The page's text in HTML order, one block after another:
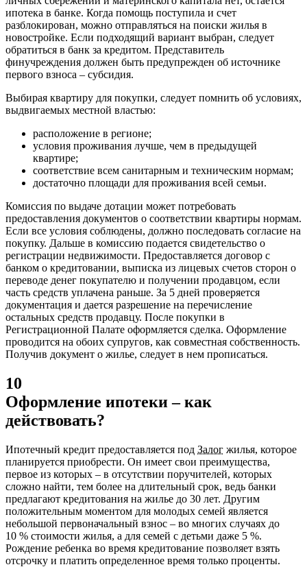
ипотека в банке. Когда помощь поступила и счет
разблокирован, можно отправляться на поиски жилья в
новостройке. Если подходящий вариант выбран, следует
обратиться в банк за кредитом. Представитель
финучреждения должен быть предупрежден об источнике
первого взноса – субсидия.
Выбирая квартиру для покупки, следует помнить об условиях,
выдвигаемых местной властью:
расположение в регионе;
условия проживания лучше, чем в предыдущей
квартире;
соответствие всем санитарным и техническим нормам;
достаточно площади для проживания всей семьи.
Комиссия по выдаче дотации может потребовать
предоставления документов о соответствии квартиры нормам.
Если все условия соблюдены, должно последовать согласие на
покупку. Дальше в комиссию подается свидетельство о
регистрации недвижимости. Предоставляется договор с
банком о кредитовании, выписка из лицевых счетов сторон о
переводе денег покупателю и получении продавцом, если
часть средств уплачена раньше. За 5 дней проверяется
документация и дается разрешение на перечисление
остальных средств продавцу. После покупки в
Регистрационной Палате оформляется сделка. Оформление
проводится на обоих супругов, как совместная собственность.
Получив документ о жилье, следует в нем прописаться.
10
Оформление ипотеки – как
действовать?
Ипотечный кредит предоставляется под Залог жилья, которое
планируется приобрести. Он имеет свои преимущества,
первое из которых – в отсутствии поручителей, которых
сложно найти, тем более на длительный срок, ведь банки
предлагают кредитования на жилье до 30 лет. Другим
положительным моментом для молодых семей является
небольшой первоначальный взнос – во многих случаях до
10 % стоимости жилья, а для семей с детьми даже 5 %.
Рождение ребенка во время кредитование позволяет взять
отсрочку и платить определенное время только проценты.